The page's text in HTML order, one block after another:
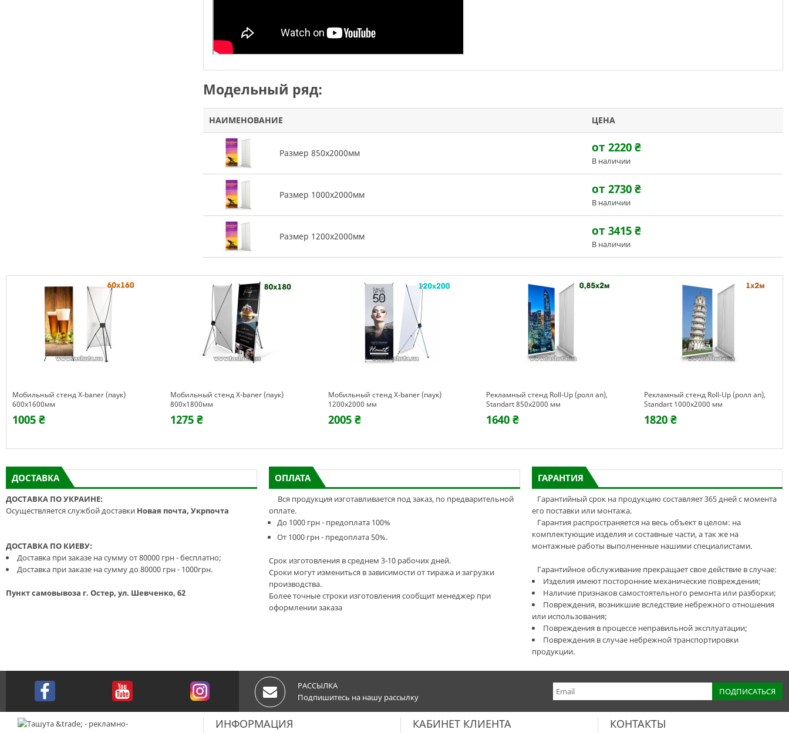
Модельный ряд:
НАИМЕНОВАНИЕ ЦЕНА
Размер 850х2000мм от 2220₴
В наличии
Размер 1000х2000мм от 2730₴
В наличии
Размер 1200х2000мм от 3415₴
В наличии
Мобильный стенд X-baner (паук)
600x1600мм
1005 ₴
Мобильный стенд X-baner (паук)
800x1800мм
1275 ₴
Мобильный стенд X-baner (паук)
1200x2000 мм
2005 ₴
Рекламный стенд Roll-Up (ролл ап),
Standart 850x2000 мм
1640 ₴
Рекламный стенд Roll-Up (ролл ап),
Standart 1000x2000 мм
1820 ₴
ДОСТАВКА
ДОСТАВКА ПО УКРАИНЕ:
Осуществляется службой доставки Новая почта, Укрпочта
ДОСТАВКА ПО КИЕВУ:
Доставка при заказе на сумму от 80000 грн - бесплатно;
Доставка при заказе на сумму до 80000 грн - 1000грн.
Пункт самовывоза г. Остер, ул. Шевченко, 62
ОПЛАТА
Вся продукция изготавливается под заказ, по предварительной
оплате.
До 1000 грн - предоплата 100%
От 1000 грн - предоплата 50%.
Срок изготовления в среднем 3-10 рабочих дней.
Сроки могут измениться в зависимости от тиража и загрузки
производства.
Более точные строки изготовления сообщит менеджер при
оформлении заказа
ГАРАНТИЯ
Гарантийный срок на продукцию составляет 365 дней с момента
его поставки или монтажа.
Гарантия распространяется на весь объект в целом: на
комплектующие изделия и составные части, а так же на
монтажные работы выполненные нашими специалистами.
Гарантийное обслуживание прекращает свое действие в случае:
Изделия имеют посторонние механические повреждения;
Наличие признаков самостоятельного ремонта или разборки;
Повреждения, возникшие вследствие небрежного отношения
или использования;
Повреждения в процессе неправильной эксплуатации;
Повреждения в случае небрежной транспортировки
продукции.
РАССЫЛКА
Подпишитесь на нашу рассылку
ИНФОРМАЦИЯ КАБИНЕТ КЛИЕНТА КОНТАКТЫ